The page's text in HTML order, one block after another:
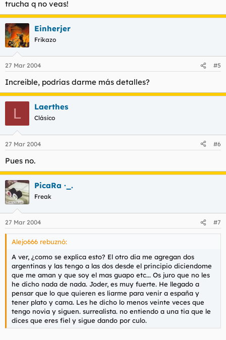
trucha q no veas!
Einherjer
Frikazo
27 Mar 2004 #5
Increible, podrías darme más detalles?
L Laerthes
Clásico
27 Mar 2004 #6
Pues no.
PicaRa ·_.
Freak
27 Mar 2004 #7
Alejo666 rebuznó:
A ver, ¿como se explica esto? El otro dia me agregan dos
argentinas y las tengo a las dos desde el principio diciendome
que me aman y que soy el mas guapo etc... Os juro que no les
he dicho nada de nada. Joder, es muy fuerte. He llegado a
pensar que lo que quieren es liarme para venir a españa y
tener plato y cama. Les he dicho lo menos veinte veces que
tengo novia y siguen. surrealista. no entiendo a una tia que le
dices que eres fiel y sigue dando por culo.